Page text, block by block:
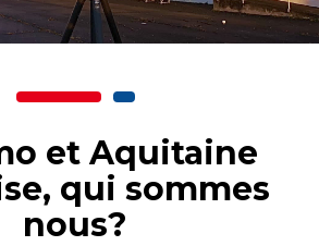
et Aquitaine
qui sommes
nous?